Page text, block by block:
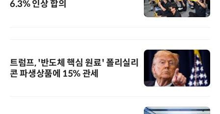
6.3% 인상 합의
트럼프, '반도체 핵심 원료' 폴리실리
콘 파생상품에 15% 관세